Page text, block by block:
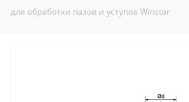
для обработки пазов и уступов Winstar